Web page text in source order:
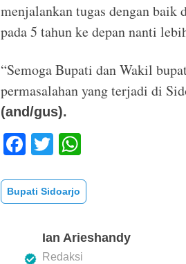
menjalankan tugas dengan baik
pada 5 tahun ke depan nanti
“Semoga Bupati dan Wakil
permasalahan yang terjadi di
(and/gus).
F
c
e
o
T
tt
er
at
s
A
p
Bupati Sidoarjo
Ian Arieshandy
Redaksi